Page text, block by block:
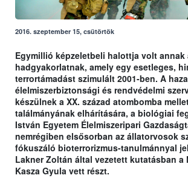
2016. szeptember 15, csütörtök
Egymillió képzeletbeli halottja volt annak
hadgyakorlatnak, amely egy esetleges,
terrortámadást szimulált 2001-ben. A
élelmiszerbiztonsági és rendvédelmi
készülnek a XX. század atombomba
találmányának elhárítására, a biológiai
István Egyetem Élelmiszeripari
nemrégiben elsősorban az állatorvosok
fókuszáló bioterrorizmus-tanulmánnyal
Lakner Zoltán által vezetett kutatásban a
Kasza Gyula vett részt.